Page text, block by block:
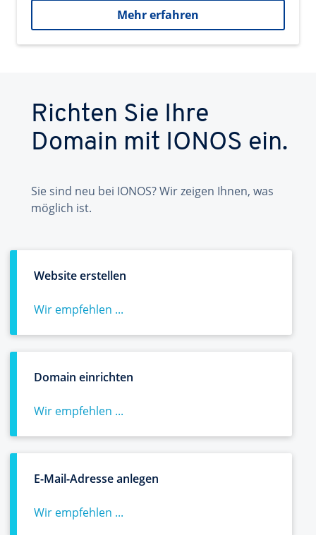
Mehr erfahren
Richten Sie Ihre
Domain mit IONOS ein.
Sie sind neu bei IONOS? Wir zeigen Ihnen, was
möglich ist.
Website erstellen
Wir empfehlen ...
Domain einrichten
Wir empfehlen ...
E-Mail-Adresse anlegen
Wir empfehlen ...